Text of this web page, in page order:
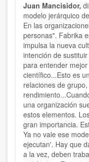
Juan Mancisidor,
modelo jerárquico
En las
personas". Fabrika
impulsa la nueva
intención de
para entender
científico...Esto es
relaciones de
una organización
estos elementos.
gran importancia.
Ya no vale ese
ejecutan'. Hay que
a la vez, deben